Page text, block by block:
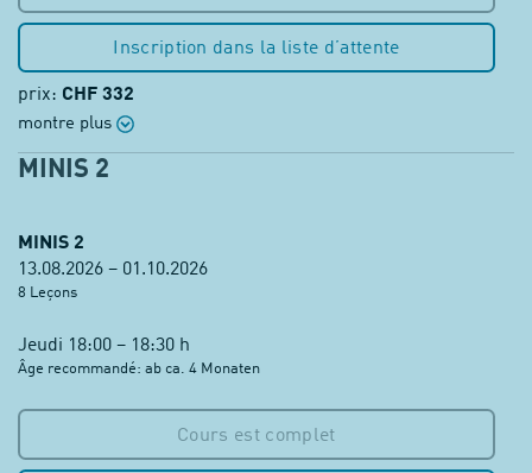
Inscription dans la liste d’attente
prix: CHF 332
montre plus
MINIS 2
MINIS 2
13.08.2026 – 01.10.2026
8 Leçons
Jeudi 18:00 – 18:30 h
Âge recommandé: ab ca. 4 Monaten
Cours est complet